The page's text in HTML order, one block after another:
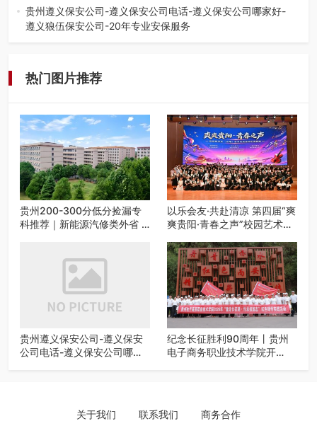
弦乐（合唱）艺术交流活动…
贵州遵义保安公司-遵义保安公司电话-遵义保安公司哪家好-
遵义狼伍保安公司-20年专业安保服务
热门图片推荐
贵州200-300分低分捡漏专
科推荐｜新能源汽修类外省 5
以乐会友·共赴清凉 第四届“爽
爽贵阳·青春之声”校园艺术交
贵州遵义保安公司-遵义保安
公司电话-遵义保安公司哪家
纪念长征胜利90周年丨贵州
电子商务职业技术学院开
关于我们 联系我们 商务合作